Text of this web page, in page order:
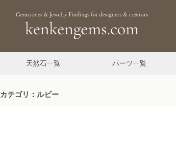
天然石一覧 パーツ一覧
カテゴリ：ルビー